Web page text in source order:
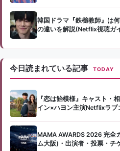
韓国ドラマ『鉄槌教師』は
の違いを解説(Netflix視聴ガ
今日読まれている記事 TODAY
『恋は飴模様』キャスト・
イン×ハヨン主演Netflixラブ
MAMA AWARDS 2026 完全
ム大阪)・出演者・投票・チ